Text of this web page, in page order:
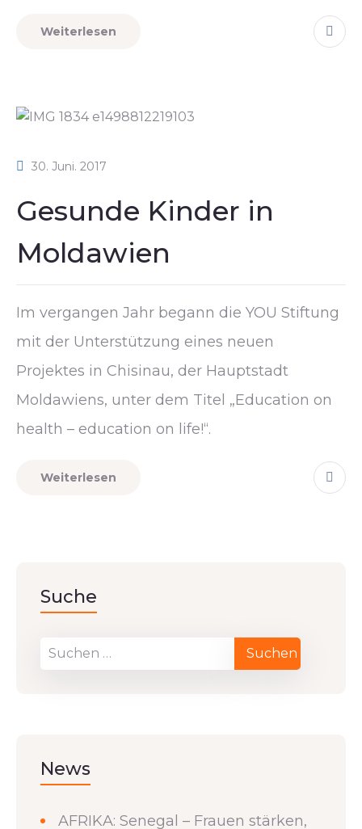
Weiterlesen
30. Juni. 2017
Gesunde Kinder in
Moldawien
Im vergangen Jahr begann die YOU Stiftung
mit der Unterstützung eines neuen
Projektes in Chisinau, der Hauptstadt
Moldawiens, unter dem Titel „Education on
health – education on life!“.
Weiterlesen
Suche
News
AFRIKA: Senegal – Frauen stärken,